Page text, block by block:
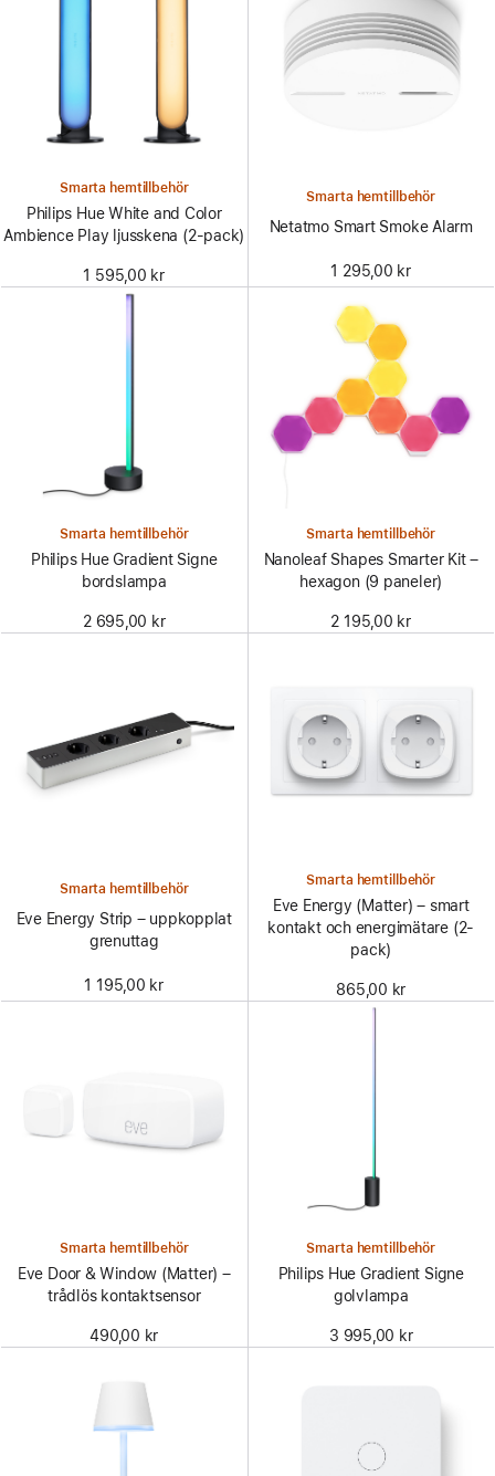
Smarta hemtillbehör
Philips Hue White and Color
Ambience Play ljusskena (2-pack)
1 595,00 kr
Smarta hemtillbehör
Netatmo Smart Smoke Alarm
1 295,00 kr
Smarta hemtillbehör
Philips Hue Gradient Signe
bordslampa
2 695,00 kr
Smarta hemtillbehör
Nanoleaf Shapes Smarter Kit –
hexagon (9 paneler)
2 195,00 kr
Smarta hemtillbehör
Eve Energy Strip – uppkopplat
grenuttag
1 195,00 kr
Smarta hemtillbehör
Eve Energy (Matter) – smart
kontakt och energimätare (2-
pack)
865,00 kr
Smarta hemtillbehör
Eve Door & Window (Matter) –
trådlös kontaktsensor
490,00 kr
Smarta hemtillbehör
Philips Hue Gradient Signe
golvlampa
3 995,00 kr